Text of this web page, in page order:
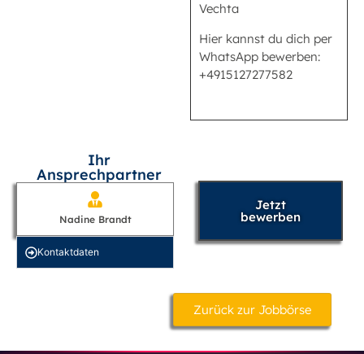
Vechta
Hier kannst du dich per
WhatsApp bewerben:
+4915127277582
Ihr
Ansprechpartner
Nadine Brandt
Kontakt­daten
Jetzt
bewerben
Zurück zur Jobbörse